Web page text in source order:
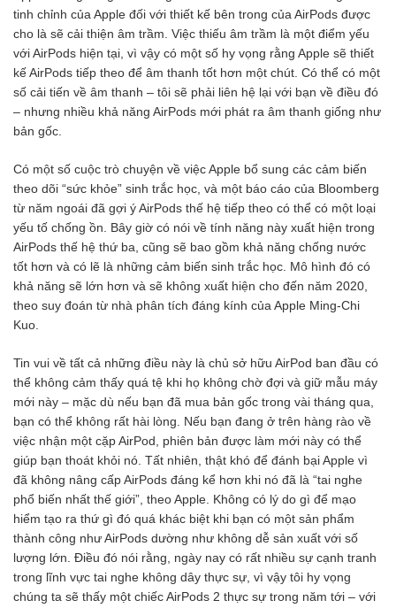
tinh chỉnh của Apple đối với thiết kế bên trong của AirPods được
cho là sẽ cải thiện âm trầm. Việc thiếu âm trầm là một điểm yếu
với AirPods hiện tại, vì vậy có một số hy vọng rằng Apple sẽ thiết
kế AirPods tiếp theo để âm thanh tốt hơn một chút. Có thể có một
số cải tiến về âm thanh – tôi sẽ phải liên hệ lại với bạn về điều đó
– nhưng nhiều khả năng AirPods mới phát ra âm thanh giống như
bản gốc.
Có một số cuộc trò chuyện về việc Apple bổ sung các cảm biến
theo dõi “sức khỏe” sinh trắc học, và một báo cáo của Bloomberg
từ năm ngoái đã gợi ý AirPods thế hệ tiếp theo có thể có một loại
yếu tố chống ồn. Bây giờ có nói về tính năng này xuất hiện trong
AirPods thế hệ thứ ba, cũng sẽ bao gồm khả năng chống nước
tốt hơn và có lẽ là những cảm biến sinh trắc học. Mô hình đó có
khả năng sẽ lớn hơn và sẽ không xuất hiện cho đến năm 2020,
theo suy đoán từ nhà phân tích đáng kính của Apple Ming-Chi
Kuo.
Tin vui về tất cả những điều này là chủ sở hữu AirPod ban đầu có
thể không cảm thấy quá tệ khi họ không chờ đợi và giữ mẫu máy
mới này – mặc dù nếu bạn đã mua bản gốc trong vài tháng qua,
bạn có thể không rất hài lòng. Nếu bạn đang ở trên hàng rào về
việc nhận một cặp AirPod, phiên bản được làm mới này có thể
giúp bạn thoát khỏi nó. Tất nhiên, thật khó để đánh bại Apple vì
đã không nâng cấp AirPods đáng kể hơn khi nó đã là “tai nghe
phổ biến nhất thế giới”, theo Apple. Không có lý do gì để mạo
hiểm tạo ra thứ gì đó quá khác biệt khi bạn có một sản phẩm
thành công như AirPods dường như không dễ sản xuất với số
lượng lớn. Điều đó nói rằng, ngày nay có rất nhiều sự cạnh tranh
trong lĩnh vực tai nghe không dây thực sự, vì vậy tôi hy vọng
chúng ta sẽ thấy một chiếc AirPods 2 thực sự trong năm tới – với